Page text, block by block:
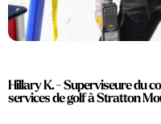
Hillary K. - Superviseure du
services de golf à Stratton